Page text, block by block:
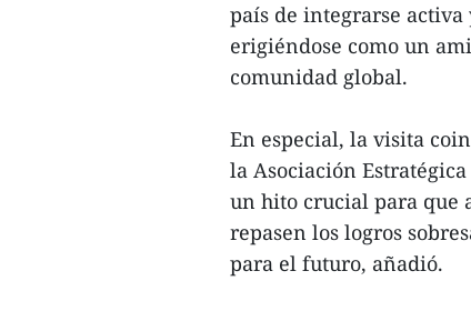
país de integrarse
erigiéndose como un
comunidad global.
En especial, la visita
la Asociación
un hito crucial para que
repasen los logros
para el futuro, añadió.